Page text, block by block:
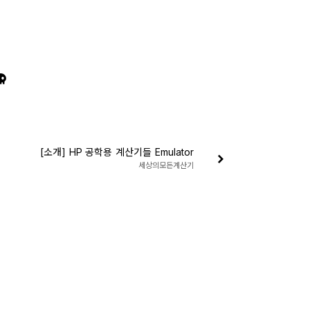
[소개] HP 공학용 계산기들 Emulator
세상의모든계산기